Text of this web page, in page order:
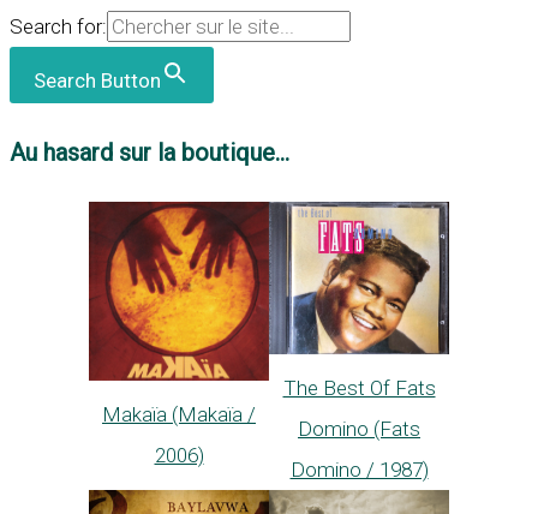
Search for:
Search Button
Au hasard sur la boutique...
Makaïa (Makaïa /
2006)
The Best Of Fats
Domino (Fats
Domino / 1987)